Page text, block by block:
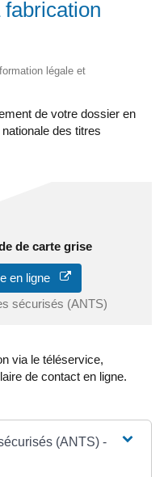
légale et
de votre dossier en
des titres
de carte grise
en ligne
sécurisés (ANTS)
via le téléservice,
de contact en ligne.
(ANTS) -